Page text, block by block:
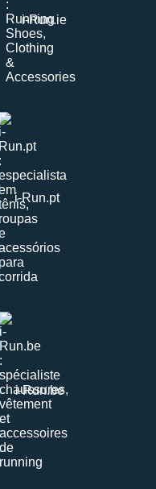
i-Run.ie
i-Run.pt
i-Run.be